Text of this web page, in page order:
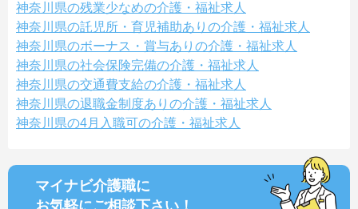
神奈川県の残業少なめの介護・福祉求人
神奈川県の託児所・育児補助ありの介護・福祉求人
神奈川県のボーナス・賞与ありの介護・福祉求人
神奈川県の社会保険完備の介護・福祉求人
神奈川県の交通費支給の介護・福祉求人
神奈川県の退職金制度ありの介護・福祉求人
神奈川県の4月入職可の介護・福祉求人
マイナビ介護職に